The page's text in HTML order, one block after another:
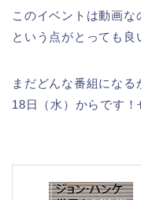
このイベントは動画
という点がとっても良
まだどんな番組にな
18日（水）からです！